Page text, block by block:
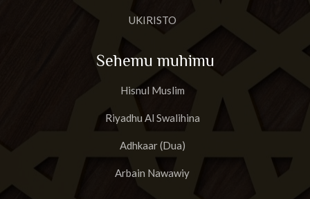
UKIRISTO
Sehemu muhimu
Hisnul Muslim
Riyadhu Al Swalihina
Adhkaar (Dua)
Arbain Nawawiy